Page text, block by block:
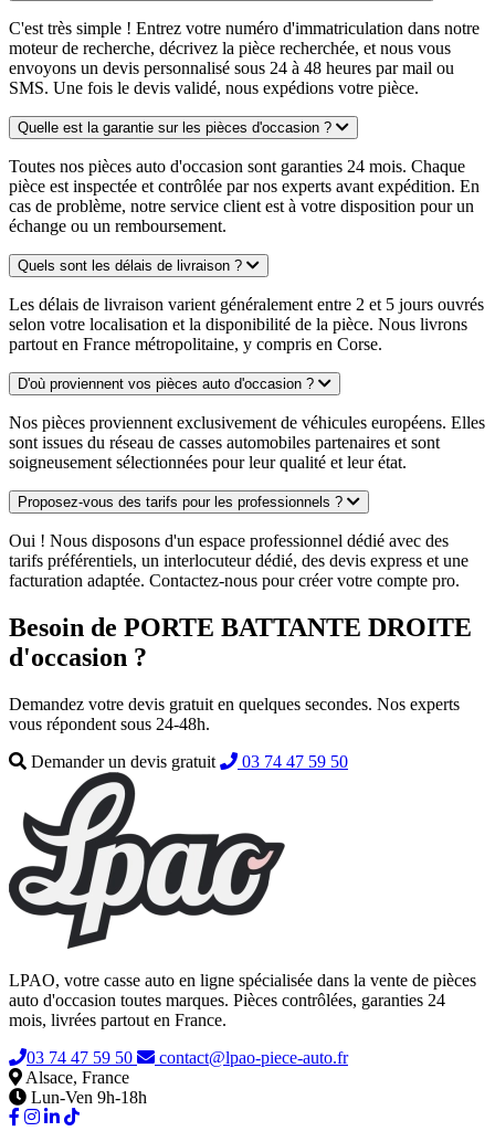
C'est très simple ! Entrez votre numéro d'immatriculation dans notre
moteur de recherche, décrivez la pièce recherchée, et nous vous
envoyons un devis personnalisé sous 24 à 48 heures par mail ou
SMS. Une fois le devis validé, nous expédions votre pièce.
Quelle est la garantie sur les pièces d'occasion ?
Toutes nos pièces auto d'occasion sont garanties 24 mois. Chaque
pièce est inspectée et contrôlée par nos experts avant expédition. En
cas de problème, notre service client est à votre disposition pour un
échange ou un remboursement.
Quels sont les délais de livraison ?
Les délais de livraison varient généralement entre 2 et 5 jours ouvrés
selon votre localisation et la disponibilité de la pièce. Nous livrons
partout en France métropolitaine, y compris en Corse.
D'où proviennent vos pièces auto d'occasion ?
Nos pièces proviennent exclusivement de véhicules européens. Elles
sont issues du réseau de casses automobiles partenaires et sont
soigneusement sélectionnées pour leur qualité et leur état.
Proposez-vous des tarifs pour les professionnels ?
Oui ! Nous disposons d'un espace professionnel dédié avec des
tarifs préférentiels, un interlocuteur dédié, des devis express et une
facturation adaptée. Contactez-nous pour créer votre compte pro.
Besoin de PORTE BATTANTE DROITE
d'occasion ?
Demandez votre devis gratuit en quelques secondes. Nos experts
vous répondent sous 24-48h.
Demander un devis gratuit
03 74 47 59 50
LPAO, votre casse auto en ligne spécialisée dans la vente de pièces
auto d'occasion toutes marques. Pièces contrôlées, garanties 24
mois, livrées partout en France.
03 74 47 59 50
contact@lpao-piece-auto.fr
Alsace, France
Lun-Ven 9h-18h